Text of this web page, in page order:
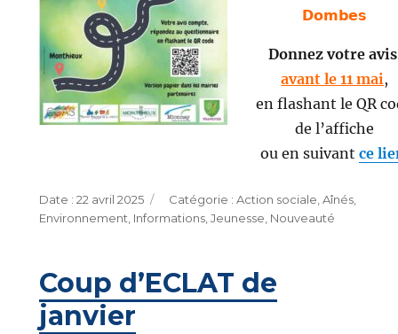
𝗗𝗼𝗺𝗯𝗲𝘀
Donnez votre
avant le 11 mai ,
en flashant le QR
de l’affiche
ou en suivantce
Publié
le
22 avril 2025 Catégories
Action sociale Aînés,
Environnement Informations, Jeunesse Nouveauté
Coup d’ECLAT de
janvier